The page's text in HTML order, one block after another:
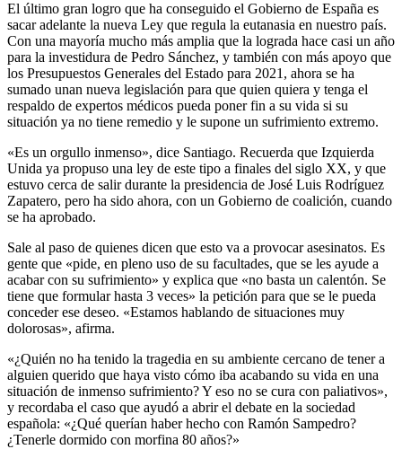
El último gran logro que ha conseguido el Gobierno de España es
sacar adelante la nueva Ley que regula la eutanasia en nuestro país.
Con una mayoría mucho más amplia que la lograda hace casi un año
para la investidura de Pedro Sánchez, y también con más apoyo que
los Presupuestos Generales del Estado para 2021, ahora se ha
sumado unan nueva legislación para que quien quiera y tenga el
respaldo de expertos médicos pueda poner fin a su vida si su
situación ya no tiene remedio y le supone un sufrimiento extremo.
«Es un orgullo inmenso», dice Santiago. Recuerda que Izquierda
Unida ya propuso una ley de este tipo a finales del siglo XX, y que
estuvo cerca de salir durante la presidencia de José Luis Rodríguez
Zapatero, pero ha sido ahora, con un Gobierno de coalición, cuando
se ha aprobado.
Sale al paso de quienes dicen que esto va a provocar asesinatos. Es
gente que «pide, en pleno uso de su facultades, que se les ayude a
acabar con su sufrimiento» y explica que «no basta un calentón. Se
tiene que formular hasta 3 veces» la petición para que se le pueda
conceder ese deseo. «Estamos hablando de situaciones muy
dolorosas», afirma.
«¿Quién no ha tenido la tragedia en su ambiente cercano de tener a
alguien querido que haya visto cómo iba acabando su vida en una
situación de inmenso sufrimiento? Y eso no se cura con paliativos»,
y recordaba el caso que ayudó a abrir el debate en la sociedad
española: «¿Qué querían haber hecho con Ramón Sampedro?
¿Tenerle dormido con morfina 80 años?»